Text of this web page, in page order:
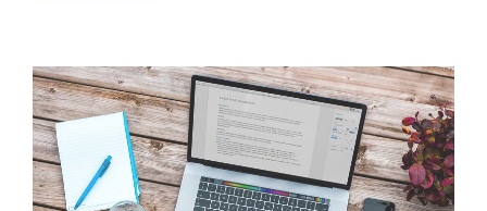
o
p
o
s
P
o